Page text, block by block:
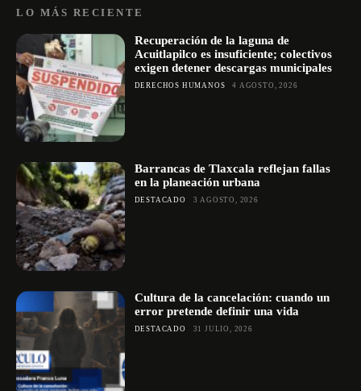
LO MÁS RECIENTE
Recuperación de la laguna de
Acuitlapilco es insuficiente; colectivos
exigen detener descargas municipales
DERECHOS HUMANOS 4 AGOSTO, 2026
Barrancas de Tlaxcala reflejan fallas
en la planeación urbana
DESTACADO 3 AGOSTO, 2026
Cultura de la cancelación: cuando un
error pretende definir una vida
DESTACADO 31 JULIO, 2026